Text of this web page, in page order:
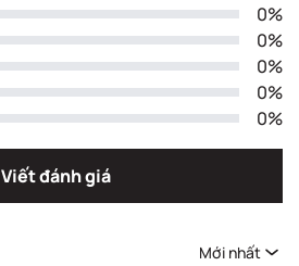
0%
0%
0%
0%
0%
Viết đánh giá
Mới nhất